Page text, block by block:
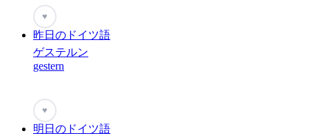
♥
昨日のドイツ語
ゲステルン
gestern
♥
明日のドイツ語